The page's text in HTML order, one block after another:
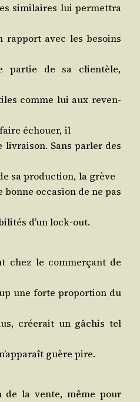
simi­laires lui per­met­tra
rap­port avec les besoins
par­tie de sa clien­tèle,
comme lui aux reven­
échouer, il
livrai­son. Sans par­ler des
sa pro­duc­tion, la grève
occa­sion de ne pas
d’un lock-out.
chez le com­mer­çant de
une forte pro­por­tion du
crée­rait un gâchis tel
guère pire.
de la vente, même pour